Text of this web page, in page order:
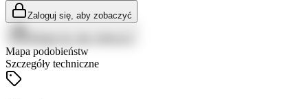
Zaloguj się, aby zobaczyć
Mapa podobieństw
Szczegóły techniczne